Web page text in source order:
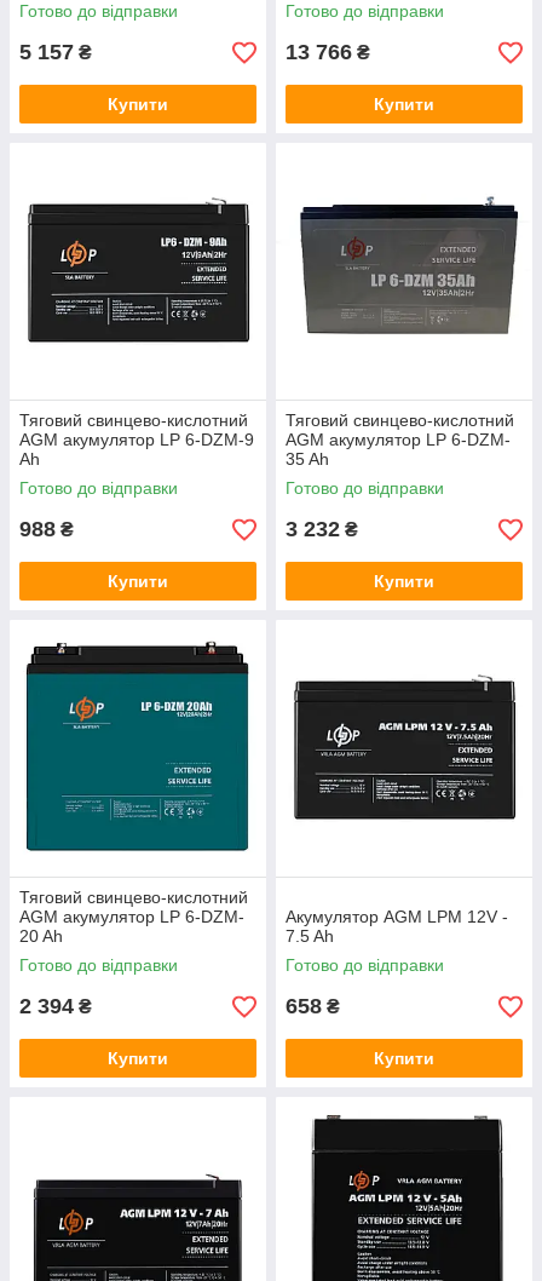
Готово до відправки
5 157 ₴
Купити
Готово до відправки
13 766 ₴
Купити
Тяговий свинцево-кислотний
AGM акумулятор LP 6-DZM-9
Ah
Готово до відправки
988 ₴
Купити
Тяговий свинцево-кислотний
AGM акумулятор LP 6-DZM-
35 Ah
Готово до відправки
3 232 ₴
Купити
Тяговий свинцево-кислотний
AGM акумулятор LP 6-DZM-
20 Ah
Готово до відправки
2 394 ₴
Купити
Акумулятор AGM LPM 12V -
7.5 Ah
Готово до відправки
658 ₴
Купити